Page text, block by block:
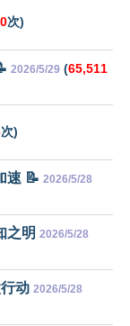
次)
2026/5/29 (65,511
次)
速 📝 2026/5/28
之明 2026/5/28
动 2026/5/28